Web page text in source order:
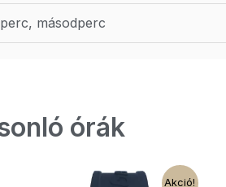
másodperc
órák
Akció!